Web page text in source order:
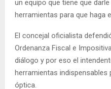
un equipo que tiene que
herramientas para que haga
El concejal oficialista
Ordenanza Fiscal e
diálogo y por eso el
herramientas indispensables
óptica.